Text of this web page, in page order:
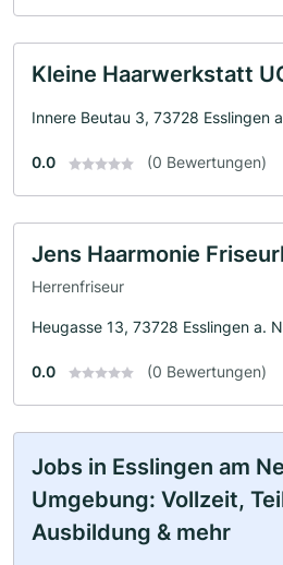
Kleine Haarwerkstatt
Innere Beutau 3, 73728 Esslingen
0.0 (0 Bewertungen)
Jens Haarmonie
Herrenfriseur
Heugasse 13, 73728 Esslingen a.
0.0 (0 Bewertungen)
Jobs in Esslingen am
Umgebung: Vollzeit,
Ausbildung & mehr